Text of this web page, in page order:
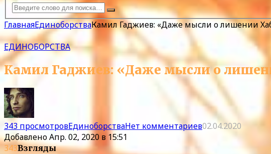
ГлавнаяЕдиноборстваКамил Гаджиев: «Даже мысли о лишении
ЕДИНОБОРСТВА
Камил Гаджиев: «Даже мысли о
343 просмотровЕдиноборстваНет комментариев02.04.2020
ДобавленоАпр. 02, 2020 в 15:51
343Взгляды